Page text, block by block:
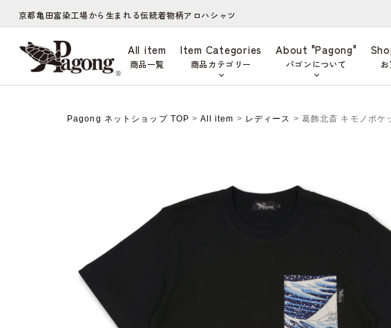
京都亀田富染工場から生まれる伝統着物柄アロハシャツ
All item
商品一覧
Item Categories
商品カテゴリー
About "Pagong"
パゴンについて
Pagong ネットショップ TOP > All item > レディース > 葛飾北斎 キモノポケ